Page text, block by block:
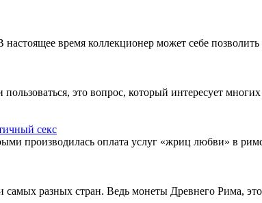
настоящее время коллекционер может себе
это вопрос, который интересует
производилась оплата услуг «жриц любви» в
разных стран. Ведь монеты Древнего Рима,